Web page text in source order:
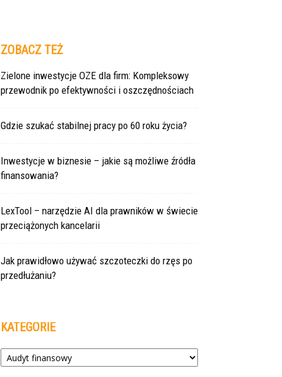
ZOBACZ TEŻ
Zielone inwestycje OZE dla firm: Kompleksowy
przewodnik po efektywności i oszczędnościach
Gdzie szukać stabilnej pracy po 60 roku życia?
Inwestycje w biznesie – jakie są możliwe źródła
finansowania?
LexTool – narzędzie AI dla prawników w świecie
przeciążonych kancelarii
Jak prawidłowo używać szczoteczki do rzęs po
przedłużaniu?
KATEGORIE
Kategorie